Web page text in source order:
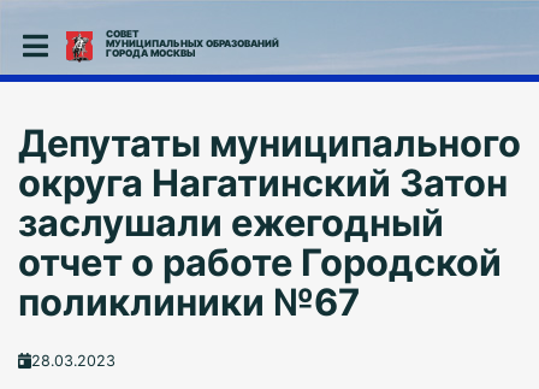
СОВЕТ
МУНИЦИПАЛЬНЫХ ОБРАЗОВАНИЙ
ГОРОДА МОСКВЫ
Депутаты муниципального
округа Нагатинский Затон
заслушали ежегодный
отчет о работе Городской
поликлиники №67
28.03.2023